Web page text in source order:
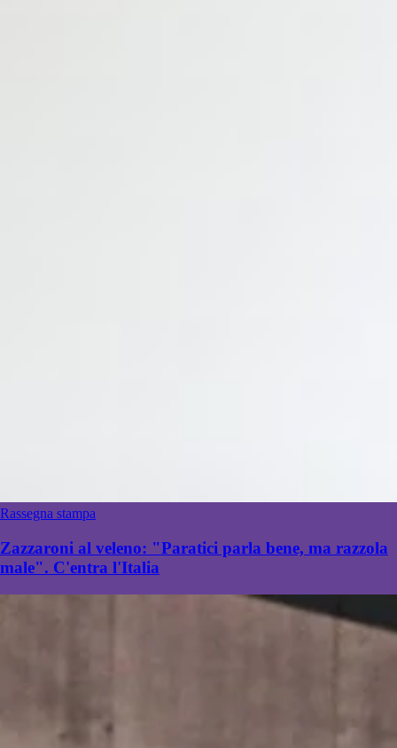
Rassegna stampa
Zazzaroni al veleno: "Paratici parla bene, ma razzola
male". C'entra l'Italia